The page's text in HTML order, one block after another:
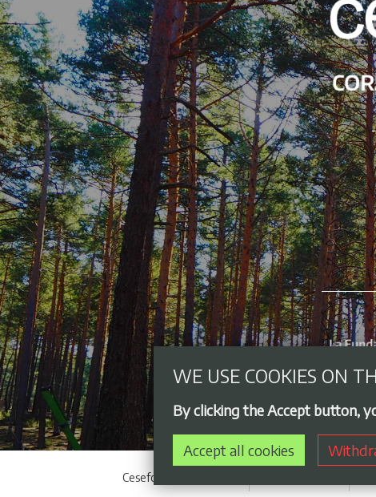
Cesefor © 2021 - 2026
WE USE COOKIES ON
By clicking the Accept button,
Accept all cookies